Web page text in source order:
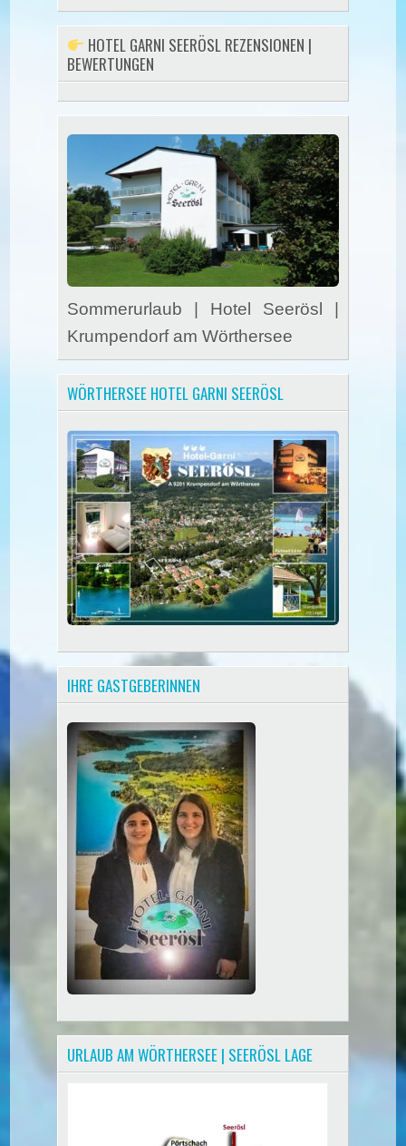
HOTEL GARNI SEERÖSL REZENSIONEN |
BEWERTUNGEN
Sommerurlaub | Hotel Seerösl |
Krumpendorf am Wörthersee
WÖRTHERSEE HOTEL GARNI SEERÖSL
IHRE GASTGEBERINNEN
URLAUB AM WÖRTHERSEE | SEERÖSL LAGE